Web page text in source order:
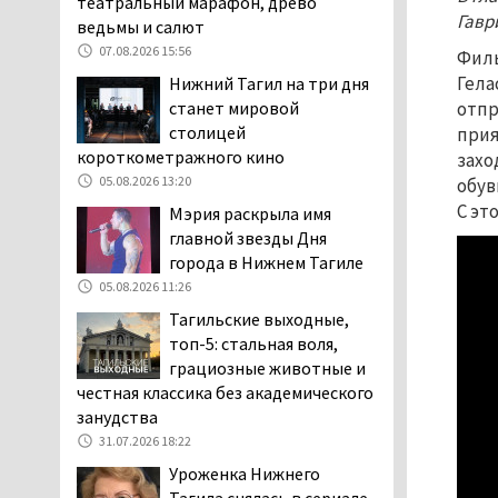
С
пожаловались на кровососущих
паразитов, которые искусали их
Нижнего Тагила
05.08.2026 17:59
Директора уральского
предприятия по
«Упырь» подорвали в автомобиле
под Екатеринбургом
05.08.2026 17:05
причины массового мора
рыбы в Свердловской
области
05.08.2026 16:31
Осуждённый за убийство
Александра Чумарина
ведьмы и салют
07.08.2026 15:56
Нижний Тагил на три дня
станет мировой
столицей
короткометражного кино
05.08.2026 13:20
Мэрия раскрыла имя
главной звезды Дня
города в Нижнем Тагиле
05.08.2026 11:26
Тагильские выходные,
топ-5: стальная воля,
грациозные животные и
честная классика без академического
занудства
31.07.2026 18:22
Уроженка Нижнего